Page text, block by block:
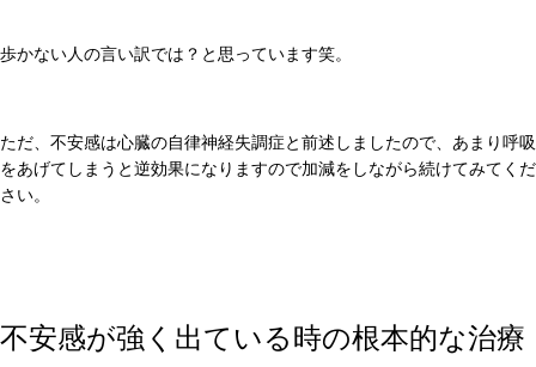
歩かない人の言い訳では？と思っています笑。
ただ、不安感は心臓の自律神経失調症と前述しましたので、あまり呼吸
をあげてしまうと逆効果になりますので加減をしながら続けてみてくだ
さい。
不安感が強く出ている時の根本的な治療